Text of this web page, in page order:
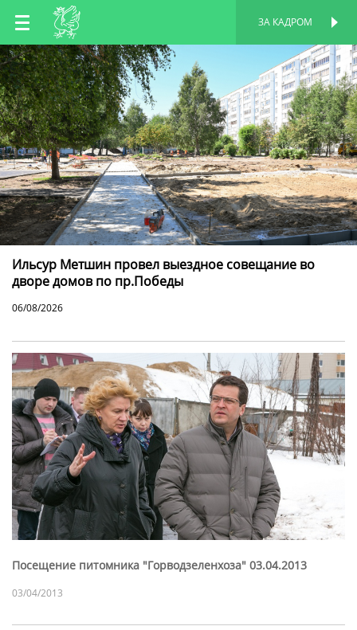
RU
EN
TT
ЗА КАДРОМ
Ильсур Метшин провел выездное совещание во
дворе домов по пр.Победы
06/08/2026
Посещение питомника "Горводзеленхоза" 03.04.2013
03/04/2013
ПЕРСОНАЛЬНАЯ
СТРАНИЦА